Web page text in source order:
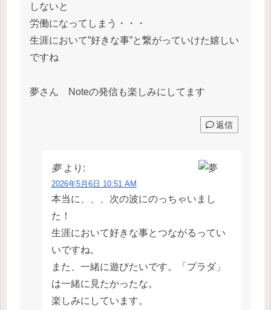
しないと
労働になってしまう・・・
生涯において”好きな事”と繋がっていけた嬉しい
ですね
夢さん Noteの発信も楽しみにしてます
返信
夢 より:
2026年5月6日 10:51 AM
本当に、、、次の波にのっちゃいまし
た！
生涯において好きな事とつながるってい
いですね。
また、一緒に遊びたいです。「プラダ」
は一緒に見たかったな。
楽しみにしています。